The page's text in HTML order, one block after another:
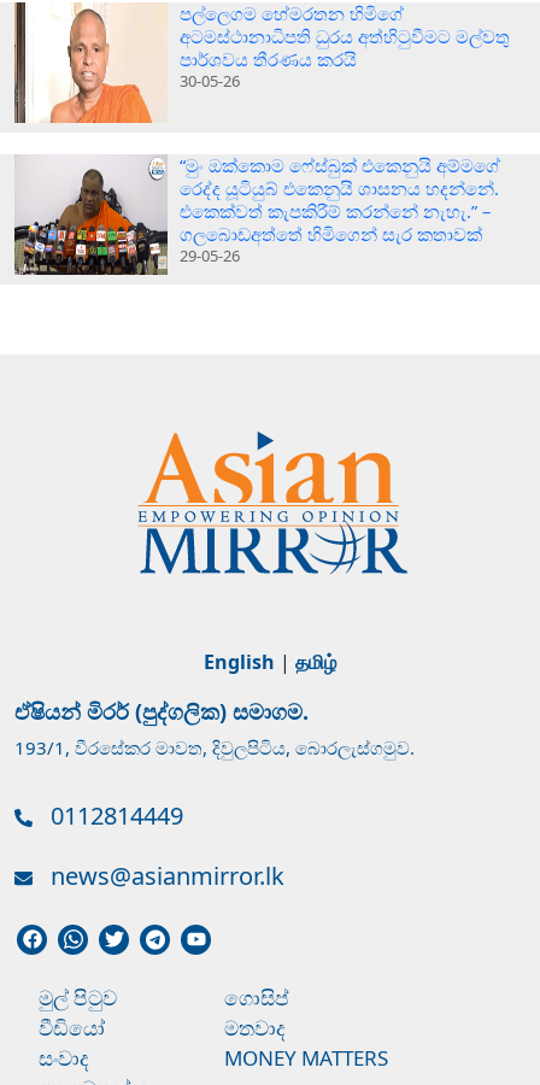
පල්ලෙගම හේමරතන හිමිගේ
අටමස්ථානාධිපති ධුරය අත්හිටුවීමට මල්වතු
පාර්ශවය තීරණය කරයි
30-05-26
“මුං ඔක්කොම ෆේස්බුක් එකෙනුයි අම්මගේ
රෙද්ද යූටියුබ් එකෙනුයි ශාසනය හදන්නේ.
එකෙක්වත් කැපකිරීම් කරන්නේ නැහැ.” –
ගලබොඩඅත්තේ හිමිගෙන් සැර කතාවක්
29-05-26
English | தமிழ்
ඒෂියන් මිරර් (පුද්ගලික) සමාගම.
193/1, වීරසේකර මාවත, දිවුලපිටිය, බොරලැස්ගමුව.
0112814449
news@asianmirror.lk
මුල් පිටුව
ගොසිප්
වීඩියෝ
මතවාද
සංවාද
MONEY MATTERS